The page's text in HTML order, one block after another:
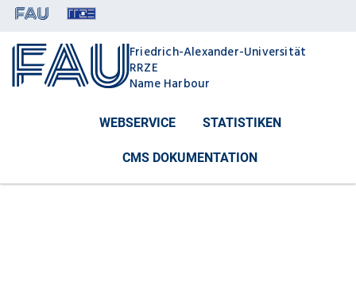
Meta-NavigationFriedrich-Alexander-Universität
RRZE
Name Harbour
WEBSERVICE STATISTIKEN
CMS DOKUMENTATION